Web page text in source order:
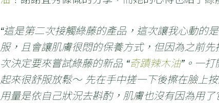
“這是第二次接觸綠藤的產品，這次讓我心動的
服，且會讓肌膚很悶的保養方式，但因為之前
次決定要來嘗試綠藤的新品 “奇蹟辣木油”。一
起來很舒服放鬆～ 先在手中搓一下後擦在臉上
用量是依自己狀況去斟酌，肌膚也沒有因為用